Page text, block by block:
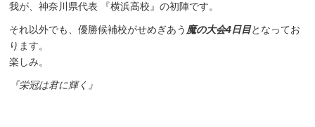
我が、神奈川県代表 『横浜高校』の初陣です。
それ以外でも、優勝候補校がせめぎあう 魔の大会4日目となってお
ります。
楽しみ。
『栄冠は君に輝く』